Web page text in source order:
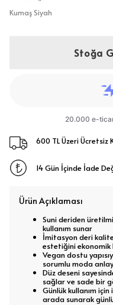
Kumaş Siyah
Stoğa
600 TL Üzeri Ücretsiz
14 Gün İçinde İade
Ürün Açıklaması
Suni deriden
kullanım sunar
İmitasyon deri
estetiğini
Vegan dostu
sorumlu moda
Düz deseni
sağlar ve sade bir
Günlük kullanım
arada sunarak